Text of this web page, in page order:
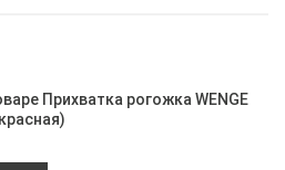
Прихватка рогожка WENGE